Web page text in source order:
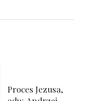
Proces Jezusa,